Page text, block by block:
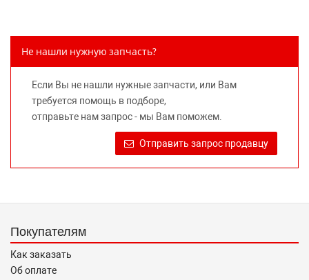
предлагаемых к продаже запасных частей для
правообладателей указанных товарных знаков.
Требование предоставлять покупателю необходимую и
достоверную информацию о товаре, предлагаемом к
продаже, обеспечивающую возможность их правильного
выбора возложено на продавца (изготовителя) Законом
«О защите прав потребителей».
Не нашли нужную запчасть?
Если Вы не нашли нужные запчасти, или Вам
требуется помощь в подборе,
отправьте нам запрос - мы Вам поможем.
Отправить запрос продавцу
Покупателям
Как заказать
Об оплате